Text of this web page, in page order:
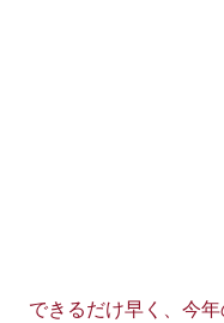
できるだけ早く、今